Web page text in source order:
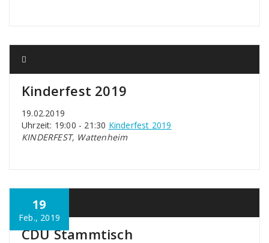
Kinderfest 2019
19.02.2019
Uhrzeit: 19:00 - 21:30 Kinderfest 2019
KINDERFEST, Wattenheim
19
Feb., 2019
CDU Stammtisch